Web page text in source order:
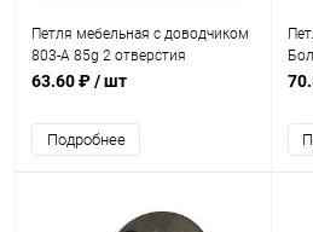
Петля мебельная с доводчиком
803-A 85g 2 отверстия
63.60 ₽/ шт
Подробнее